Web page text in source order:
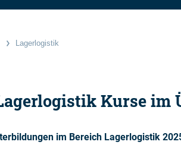
Lagerlogistik
Kurse im
im Bereich Lagerlogistik